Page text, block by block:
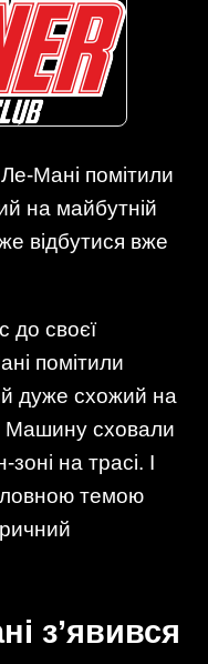
Мані помітили
на майбутній
відбутися вже
до своєї
помітили
дуже схожий на
Машину сховали
на трасі. І
темою
з’явився